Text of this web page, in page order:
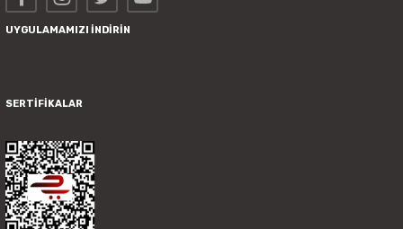
UYGULAMAMIZI İNDİRİN
SERTİFİKALAR